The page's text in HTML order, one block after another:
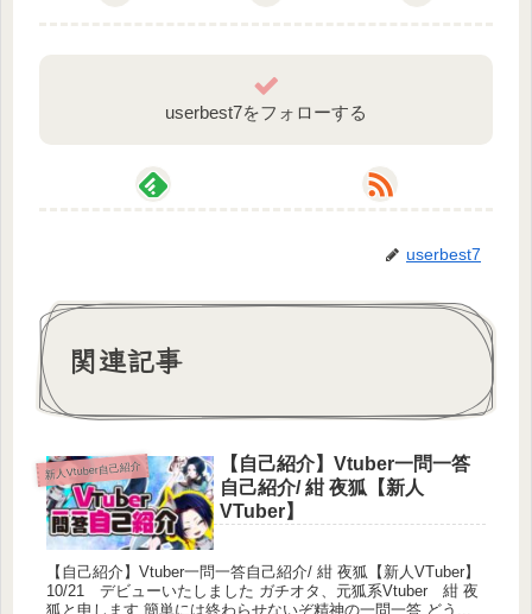
Q：ファンマークの緑の絵文字はなんですか？【アト
ム法律事務所パロディ】（shorts）
#大神 #Vtuber #概要欄記載のおねがいを読んでから
お楽しみください
userbest7をフォローする
userbest7
関連記事
新人Vtuber自己紹介
【自己紹介】Vtuber一問一答
自己紹介/ 紺 夜狐【新人
VTuber】
【自己紹介】Vtuber一問一答自己紹介/ 紺 夜狐【新人VTuber】
10/21 デビューいたしました ガチオタ、元狐系Vtuber 紺 夜
狐と申します 簡単には終わらせないぞ精神の一問一答 どう...